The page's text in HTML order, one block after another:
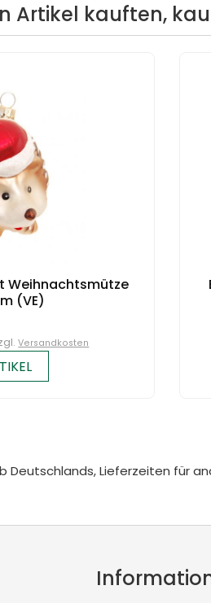
Artikel kauften,
Weihnachtsmütze
(VE)
Versandkosten
Deutschlands, Lieferzeiten für